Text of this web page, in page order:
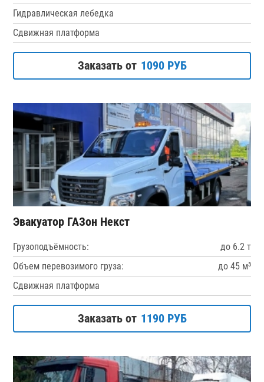
Гидравлическая лебедка
Сдвижная платформа
Заказать от 1090 РУБ
Эвакуатор ГАЗон Некст
Грузоподъёмность:
до 6.2 т
Объем перевозимого груза:
до 45 м³
Сдвижная платформа
Заказать от 1190 РУБ